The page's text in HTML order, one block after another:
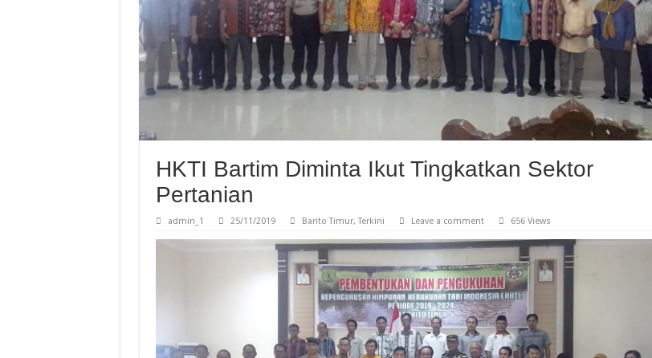
HKTI Bartim Diminta Ikut Tingkatkan Sektor
Pertanian
admin_1 25/11/2019 Barito Timur,Terkini Leave a comment 656 Views